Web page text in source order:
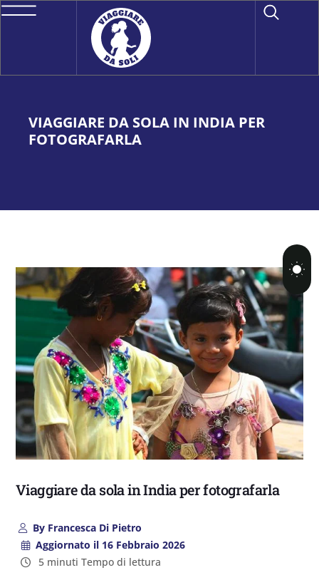
VIAGGIARE DA SOLA IN INDIA PER
FOTOGRAFARLA
Viaggiare da sola in India per fotografarla
ByFrancesca Di Pietro
Aggiornato il16 Febbraio 2026
5 minuti Tempo di lettura